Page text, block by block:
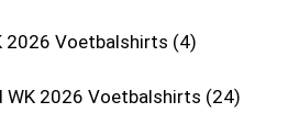
2026 Voetbalshirts 4
WK 2026 Voetbalshirts 24